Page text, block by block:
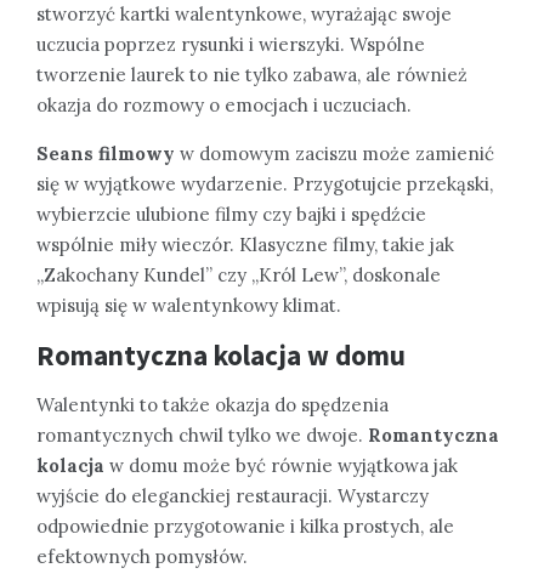
stworzyć kartki walentynkowe, wyrażając swoje
uczucia poprzez rysunki i wierszyki. Wspólne
tworzenie laurek to nie tylko zabawa, ale również
okazja do rozmowy o emocjach i uczuciach.
Seans filmowy w domowym zaciszu może zamienić
się w wyjątkowe wydarzenie. Przygotujcie przekąski,
wybierzcie ulubione filmy czy bajki i spędźcie
wspólnie miły wieczór. Klasyczne filmy, takie jak
„Zakochany Kundel” czy „Król Lew”, doskonale
wpisują się w walentynkowy klimat.
Romantyczna kolacja w domu
Walentynki to także okazja do spędzenia
romantycznych chwil tylko we dwoje. Romantyczna
kolacja w domu może być równie wyjątkowa jak
wyjście do eleganckiej restauracji. Wystarczy
odpowiednie przygotowanie i kilka prostych, ale
efektownych pomysłów.